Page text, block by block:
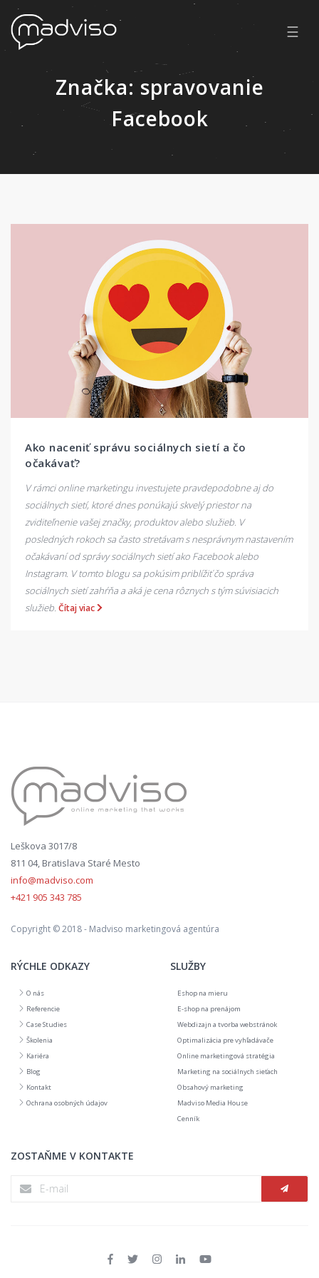
☰
Značka: spravovanie
Facebook
Ako naceniť správu sociálnych sietí a čo
očakávať?
V rámci online marketingu investujete pravdepodobne aj do
sociálnych sietí, ktoré dnes ponúkajú skvelý priestor na
zviditeľnenie vašej značky, produktov alebo služieb. V
posledných rokoch sa často stretávam s nesprávnym nastavením
očakávaní od správy sociálnych sietí ako Facebook alebo
Instagram. V tomto blogu sa pokúsim priblížiť čo správa
sociálnych sietí zahŕňa a aká je cena rôznych s tým súvisiacich
služieb. Čítaj viac
Leškova 3017/8
811 04, Bratislava Staré Mesto
info@madviso.com
+421 905 343 785
Copyright © 2018 - Madviso marketingová agentúra
RÝCHLE ODKAZY
O nás
Referencie
Case Studies
Školenia
Kariéra
Blog
Kontakt
Ochrana osobných údajov
SLUŽBY
Eshop na mieru
E-shop na prenájom
Webdizajn a tvorba webstránok
Optimalizácia pre vyhľadávače
Online marketingová stratégia
Marketing na sociálnych sieťach
Obsahový marketing
Madviso Media House
Cenník
ZOSTAŇME V KONTAKTE